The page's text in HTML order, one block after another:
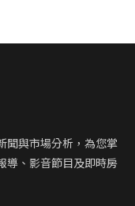
聞與市場分析，為您掌
導、影音節目及即時房